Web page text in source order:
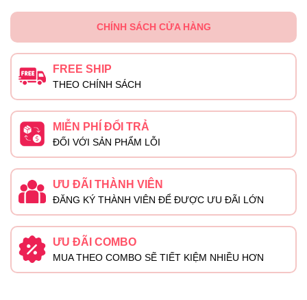
CHÍNH SÁCH CỬA HÀNG
FREE SHIP
THEO CHÍNH SÁCH
MIỄN PHÍ ĐỔI TRẢ
ĐỐI VỚI SẢN PHẨM LỖI
ƯU ĐÃI THÀNH VIÊN
ĐĂNG KÝ THÀNH VIÊN ĐỂ ĐƯỢC ƯU ĐÃI LỚN
ƯU ĐÃI COMBO
MUA THEO COMBO SẼ TIẾT KIỆM NHIỀU HƠN